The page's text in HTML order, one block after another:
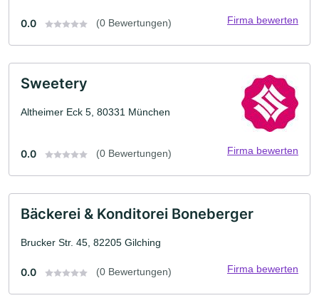
0.0 (0 Bewertungen) Firma bewerten
Sweetery
Altheimer Eck 5, 80331 München
0.0 (0 Bewertungen) Firma bewerten
Bäckerei & Konditorei Boneberger
Brucker Str. 45, 82205 Gilching
0.0 (0 Bewertungen) Firma bewerten